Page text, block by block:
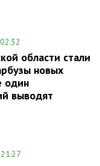
области стали
новых
один
выводят